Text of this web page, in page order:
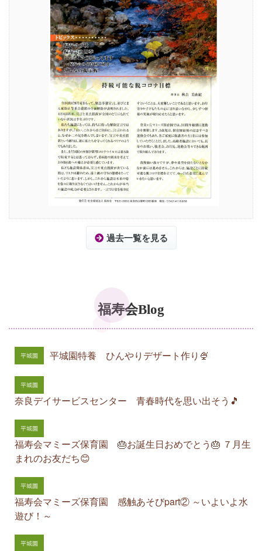
過去一覧を見る
福寿会Blog
平城園特養 ひんやりデザート作り🍨
奈良デイサービスセンター 青春時代を思い出そう🎵
福寿会マミーズ保育園 🎂お誕生日おめでとう🎂 ７月生
まれのお友だち😊
福寿会マミーズ保育園 感触あそびpart② ～いよいよ水
遊び！～